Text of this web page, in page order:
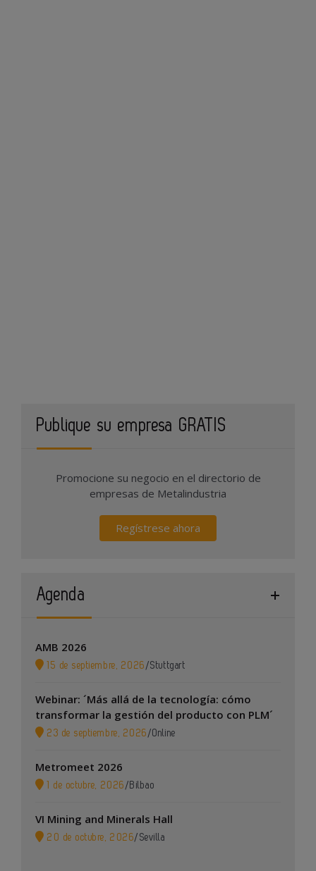
Publique su empresa GRATIS
Promocione su negocio en el directorio de
empresas de Metalindustria
Regístrese ahora
Agenda
AMB 2026
15 de septiembre, 2026 /Stuttgart
Webinar: ´Más allá de la tecnología: cómo
transformar la gestión del producto con PLM´
23 de septiembre, 2026 /Online
Metromeet 2026
1 de octubre, 2026 / Bilbao
VI Mining and Minerals Hall
20 de octubre, 2026/ Sevilla